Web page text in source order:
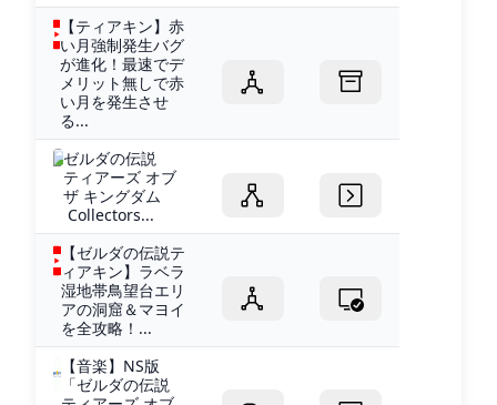
【ティアキン】赤
い月強制発生バグ
が進化！最速でデ
メリット無しで赤
い月を発生させ
る...
ゼルダの伝説
ティアーズ オブ
ザ キングダム
Collectors...
【ゼルダの伝説テ
ィアキン】ラベラ
湿地帯鳥望台エリ
アの洞窟＆マヨイ
を全攻略！...
【音楽】NS版
「ゼルダの伝説